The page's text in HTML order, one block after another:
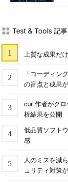
Test & Tools 記
上質な成果だ
「コーディン
の盲点と成果
curl作者がク
析結果を公開
低品質ソフト
感
人のミスを減
ュリティ対策